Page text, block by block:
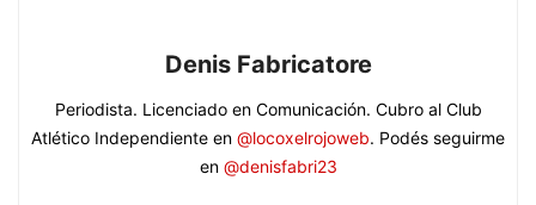
Denis Fabricatore
Periodista. Licenciado en Comunicación. Cubro al Club
Atlético Independiente en @locoxelrojoweb. Podés seguirme
en @denisfabri23